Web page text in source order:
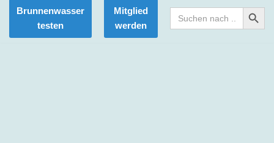
Brunnenwasser
testen
Mitglied
werden
Search
for:
Search Button